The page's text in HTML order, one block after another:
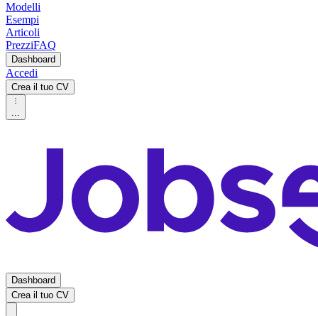
Modelli
Esempi
Articoli
PrezziFAQ
Dashboard
Accedi
Crea il tuo CV
...
Dashboard
Crea il tuo CV